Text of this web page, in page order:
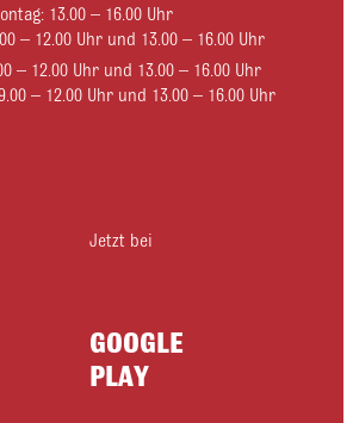
13.00 – 16.00 Uhr
– 12.00 Uhr und 13.00 – 16.00 Uhr
– 12.00 Uhr und 13.00 – 16.00 Uhr
– 12.00 Uhr und 13.00 – 16.00 Uhr
Jetzt bei
GOOGLE
PLAY